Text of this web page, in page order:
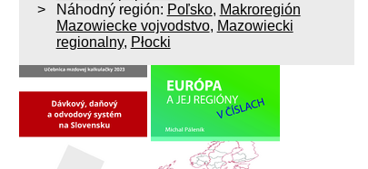
Náhodný región: Poľsko, Makroregión
Mazowiecke vojvodstvo, Mazowiecki
regionalny, Płocki